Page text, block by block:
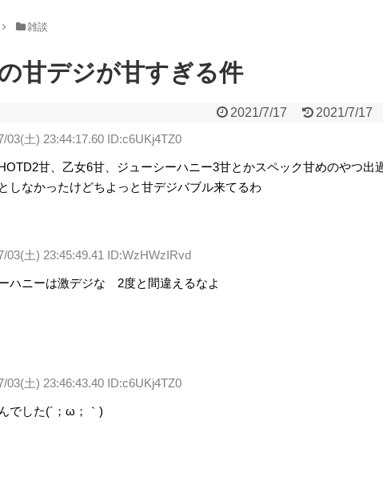
by livedoor 相互RSS
雑談
甘デジが甘すぎる件
2021/7/17 2021/7/17
03(土) 23:44:17.60 ID:c6UKj4TZ0
甘、乙女6甘、ジューシーハニー3甘とかスペック甘めのやつ出
しなかったけどちよっと甘デジバブル来てるわ
03(土) 23:45:49.41 ID:WzHWzIRvd
ハニーは激デジな 2度と間違えるなよ
03(土) 23:46:43.40 ID:c6UKj4TZ0
でした(´；ω；｀)